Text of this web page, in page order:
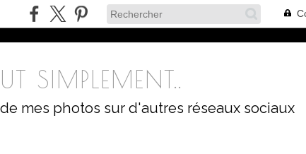
SIMPLEMENT..
mes photos sur d'autres réseaux sociaux